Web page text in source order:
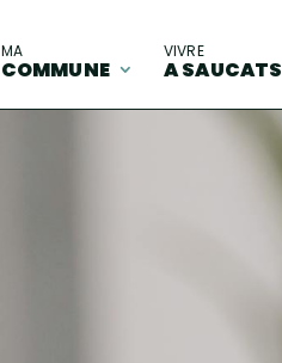
MA
COMMUNE
VIVRE
A SAUCATS